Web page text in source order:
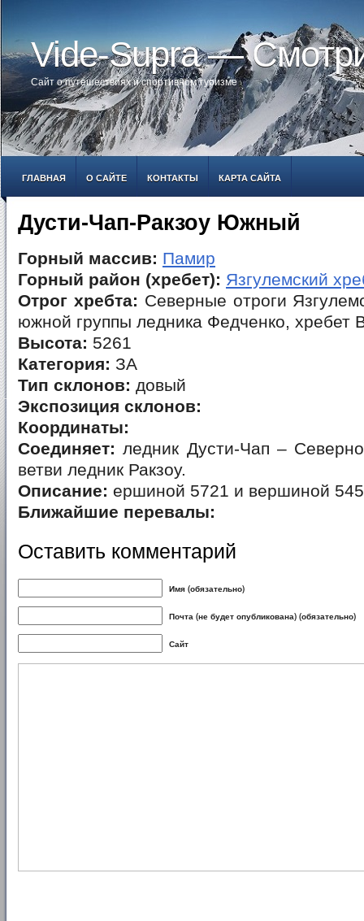
Vide-Supra —
Сайт о путешествиях и спортивном туризме
ГЛАВНАЯ О САЙТЕ КОНТАКТЫ КАРТА САЙТА
Дусти-Чап-Ракзоу Южный
Горный массив: Памир
Горный район (хребет): Язгулемский
Отрог хребта: Северные отроги
южной группы ледника Федченко, хребет
Высота: 5261
Категория: ЗА
Тип склонов: довый
Экспозиция склонов:
Координаты:
Соединяет: ледник Дусти-Чап –
ветви ледник Ракзоу.
Описание: ершиной 5721 и вершиной
Ближайшие перевалы:
Оставить комментарий
Имя (обязательно)
Почта (не будет опубликована) (обязательно)
Сайт